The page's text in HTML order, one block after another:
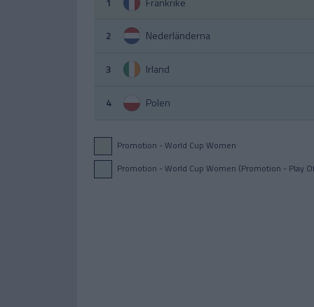
2 Nederländerna
3 Irland
4 Polen
Promotion - World Cup Women
Promotion - World Cup Women (Promotion - Play